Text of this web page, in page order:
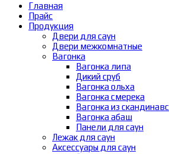
Главная
Прайс
Продукция
Двери для саун
Двери межкомнатные
Вагонка
Вагонка липа
Дикий сруб
Вагонка ольха
Вагонка смерека
Вагонка из
Вагонка абаш
Панели для саун
Лежак для саун
Аксессуары для саун